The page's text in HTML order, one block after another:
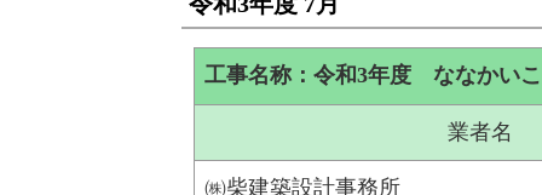
工事名称：令和3年度 ななかい
業者名
㈱柴建築設計事務所